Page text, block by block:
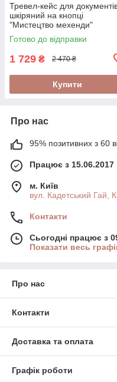
Тревел-кейс для
шкіряний на кнопці
"Мистецтво мехенди"
Готово до відправки
1 729 ₴ 2 470 ₴
Купити
Про нас
95% позитивних з 60
Працює з 15.06.2017
м. Київ
вул. Кадетський Гай,
Контакти
Сьогодні працює з
Показати весь
Про нас
Контакти
Доставка та оплата
Графік роботи